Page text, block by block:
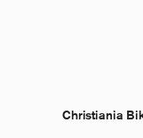
Christiania